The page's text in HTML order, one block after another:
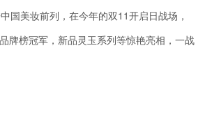
国美妆前列，在今年的双11开启日战场，
牌榜冠军，新品灵玉系列等惊艳亮相，一战